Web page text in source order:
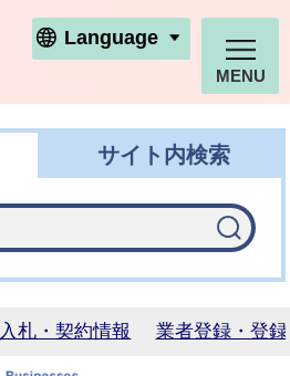
利根町ホームページ
Language
MENU
サイト内検索
入札・契約情報 業者登録・登